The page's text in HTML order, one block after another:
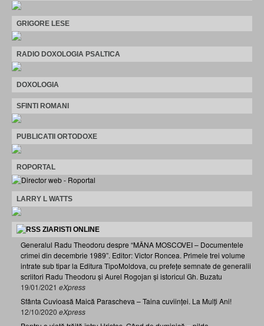
GRIGORE LESE
RADIO DOXOLOGIA PSALTICA
DOXOLOGIA
SFINTI ROMANI
PUBLICATII ORTODOXE
ROPORTAL
LARRY L WATTS
ZIARISTI ONLINE
Generalul Radu Theodoru despre “MÂNA MOSCOVEI – Documentele
crimei din decembrie 1989”. Editor: Victor Roncea. Primele trei volume
intrate sub tipar la Editura TipoMoldova, cu prefețe semnate de generalii
scriitori Radu Theodoru și Aurel Rogojan și istoricul Gh. Buzatu
19/01/2021 eXpress
Sfânta Cuvioasă Maică Parascheva – Taina cuviinței. La Mulți Ani!
12/10/2020 eXpress